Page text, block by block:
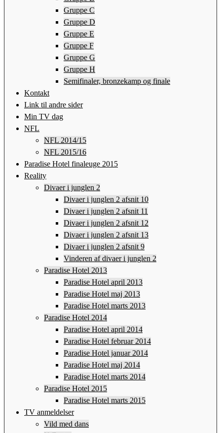
Gruppe C
Gruppe D
Gruppe E
Gruppe F
Gruppe G
Gruppe H
Semifinaler, bronzekamp og finale
Kontakt
Link til andre sider
Min TV dag
NFL
NFL 2014/15
NFL 2015/16
Paradise Hotel finaleuge 2015
Reality
Divaer i junglen 2
Divaer i junglen 2 afsnit 10
Divaer i junglen 2 afsnit 11
Divaer i junglen 2 afsnit 12
Divaer i junglen 2 afsnit 13
Divaer i junglen 2 afsnit 9
Vinderen af divaer i junglen 2
Paradise Hotel 2013
Paradise Hotel april 2013
Paradise Hotel maj 2013
Paradise Hotel marts 2013
Paradise Hotel 2014
Paradise Hotel april 2014
Paradise Hotel februar 2014
Paradise Hotel januar 2014
Paradise Hotel maj 2014
Paradise Hotel marts 2014
Paradise Hotel 2015
Paradise Hotel marts 2015
TV anmeldelser
Vild med dans